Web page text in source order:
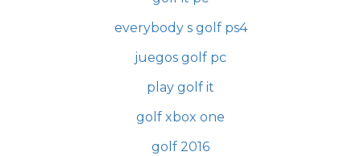
everybody s golf ps4
juegos golf pc
play golf it
golf xbox one
golf 2016